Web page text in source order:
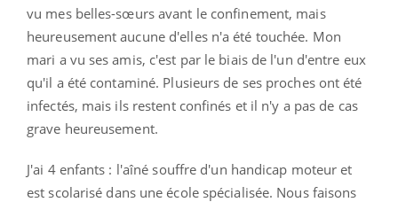
vu mes belles-sœurs avant le confinement, mais
heureusement aucune d'elles n'a été touchée. Mon
mari a vu ses amis, c'est par le biais de l'un d'entre eux
qu'il a été contaminé. Plusieurs de ses proches ont été
infectés, mais ils restent confinés et il n'y a pas de cas
grave heureusement.
J'ai 4 enfants : l'aîné souffre d'un handicap moteur et
est scolarisé dans une école spécialisée. Nous faisons